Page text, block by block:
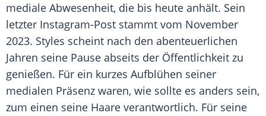
mediale Abwesenheit, die bis heute anhält. Sein
letzter Instagram-Post stammt vom November
2023. Styles scheint nach den abenteuerlichen
Jahren seine Pause abseits der Öffentlichkeit zu
genießen. Für ein kurzes Aufblühen seiner
medialen Präsenz waren, wie sollte es anders sein,
zum einen seine Haare verantwortlich. Für seine